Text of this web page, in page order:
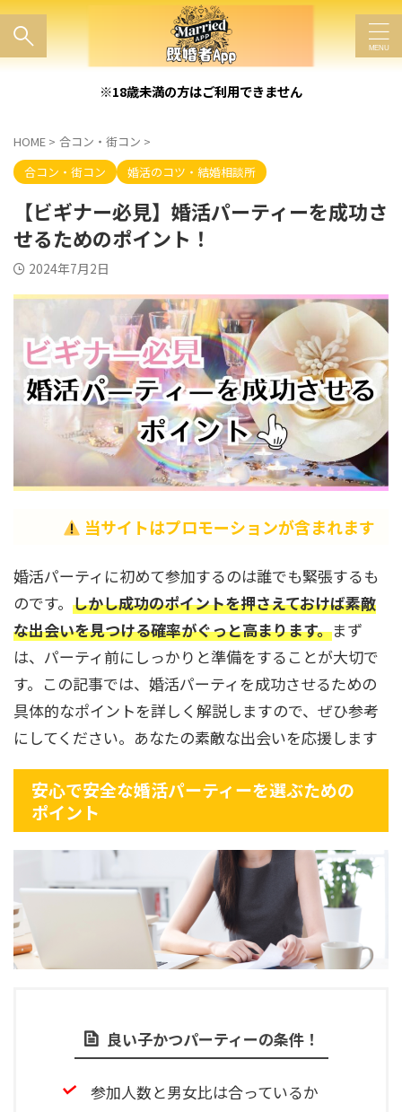
※18歳未満の方はご利用できません
HOME > 合コン・街コン >
合コン・街コン
婚活のコツ・結婚相談所
【ビギナー必見】婚活パーティーを成功さ
せるためのポイント！
2024年7月2日
当サイトはプロモーションが含まれます
婚活パーティに初めて参加するのは誰でも緊張するも
のです。 しかし成功のポイントを押さえておけば素敵
な出会いを見つける確率がぐっと高まります。まず
は、パーティ前にしっかりと準備をすることが大切で
す。この記事では、婚活パーティを成功させるための
具体的なポイントを詳しく解説しますので、ぜひ参考
にしてください。あなたの素敵な出会いを応援します
安心で安全な婚活パーティーを選ぶための
ポイント
良い子かつパーティーの条件！
参加人数と男女比は合っているか